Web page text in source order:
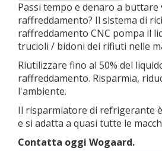
Passi tempo e denaro a buttare
raffreddamento? Il sistema di
raffreddamento CNC pompa il
trucioli / bidoni dei rifiuti nelle
Riutilizzare fino al 50% del
raffreddamento. Risparmia,
l'ambiente.
Il risparmiatore di refrigerante
e si adatta a quasi tutte le
Contatta oggi Wogaard.